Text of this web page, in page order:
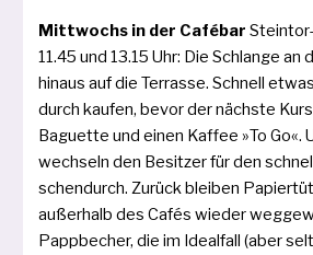
Mittwochs in der Cafébar
11.45 und 13.15 Uhr: Die Schlange
hin­aus auf die Terrasse. Schnell
durch kau­fen, bevor der nächs­te
Baguette und einen Kaffee »To Go«.
wech­seln den Besitzer für den
schen­durch. Zurück blei­ben
außer­halb des Cafés wie­der
Pappbecher, die im Idealfall (aber